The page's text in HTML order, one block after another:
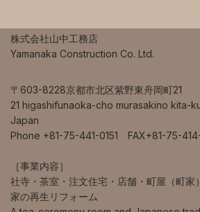
株式会社山中工務店
Yamanaka Construction Co. Ltd.
〒603-8228京都市北区紫野東舟岡町21
21 higashifunaoka-cho murasakino kita-
Japan
Phone +81-75-441-0151 FAX+81-75-
［事業内容］
社寺・茶室・注文住宅・店舗・町屋（町家
家の再生リフォーム